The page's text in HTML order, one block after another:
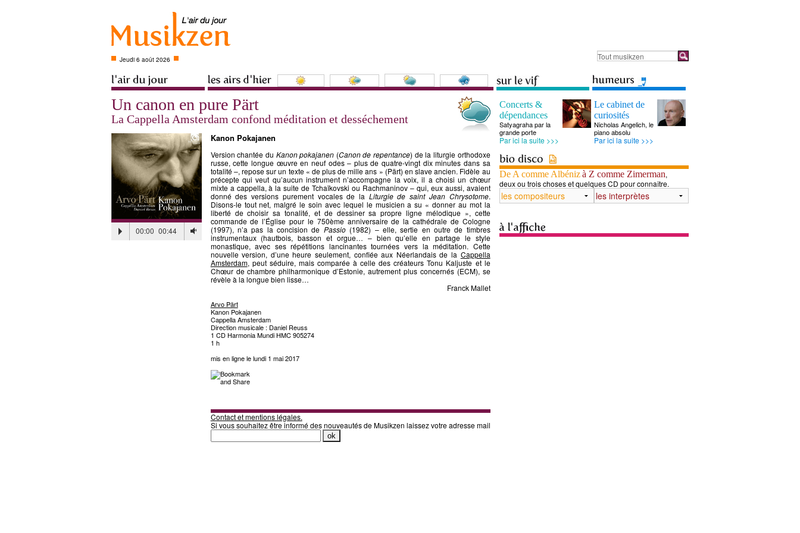
Jeudi 6 août 2026
Un canon en pure Pärt
La Cappella Amsterdam confond méditation et desséchement
00:00 00:44
Kanon Pokajanen
Version chantée du Kanon pokajanen (Canon de repentance) de la liturgie orthodoxe
russe, cette longue œuvre en neuf odes – plus de quatre-vingt dix minutes dans sa
totalité –, repose sur un texte « de plus de mille ans » (Pärt) en slave ancien. Fidèle au
précepte qui veut qu’aucun instrument n’accompagne la voix, il a choisi un chœur
mixte a cappella, à la suite de Tchaïkovski ou Rachmaninov – qui, eux aussi, avaient
donné des versions purement vocales de la Liturgie de saint Jean Chrysotome.
Disons-le tout net, malgré le soin avec lequel le musicien a su « donner au mot la
liberté de choisir sa tonalité, et de dessiner sa propre ligne mélodique », cette
commande de l’Église pour le 750ème anniversaire de la cathédrale de Cologne
(1997), n’a pas la concision de Passio(1982) – elle, sertie en outre de timbres
instrumentaux (hautbois, basson et orgue… – bien qu’elle en partage le style
monastique, avec ses répétitions lancinantes tournées vers la méditation. Cette
nouvelle version, d’une heure seulement, confiée aux Néerlandais de la Cappella
Amsterdam, peut séduire, mais comparée à celle des créateurs Tonu Kaljuste et le
Chœur de chambre philharmonique d’Estonie, autrement plus concernés (ECM), se
révèle à la longue bien lisse…
Franck Mallet
Arvo Pärt
Kanon Pokajanen
Cappella Amsterdam
Direction musicale : Daniel Reuss
1 CD Harmonia Mundi HMC 905274
1 h
mis en ligne le lundi 1 mai 2017
Contact et mentions légales.
Si vous souhaitez être informé des nouveautés de Musikzen laissez votre adresse mail
Concerts &
dépendances
Satyagraha par la
grande porte
Par ici la suite >>>
Le cabinet de
curiosités
Nicholas Angelich, le
piano absolu
Par ici la suite >>>
De A comme Albénizà Z comme Zimerman,
deux ou trois choses et quelques CD pour connaître.